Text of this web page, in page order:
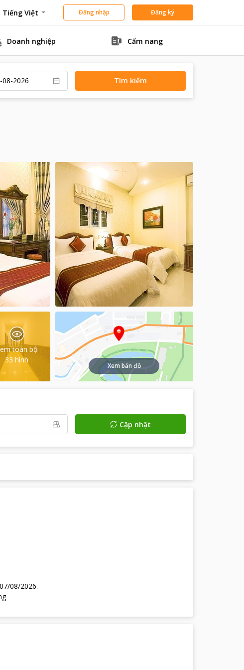
Tiếng Việt Đăng nhập Đăng ký
Doanh nghiệp Cẩm nang
Tìm kiếm
toàn bộ
33 hình
Xem bản đồ
Cập nhật
07/08/2026.